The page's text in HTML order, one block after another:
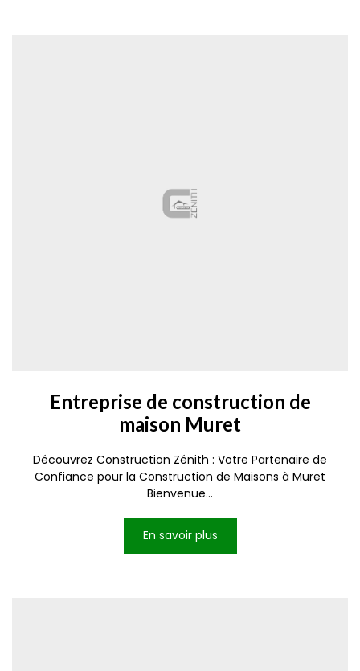
Entreprise de construction de
maison Muret
Découvrez Construction Zénith : Votre Partenaire de
Confiance pour la Construction de Maisons à Muret
Bienvenue...
En savoir plus